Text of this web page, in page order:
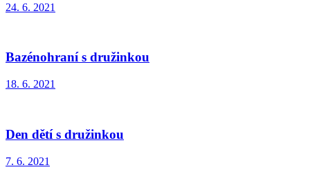
24. 6. 2021
Bazénohraní s družinkou
18. 6. 2021
Den dětí s družinkou
7. 6. 2021